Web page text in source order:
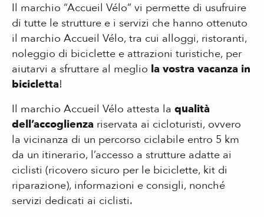
Il marchio “Accueil Vélo” vi permette di usufruire
di tutte le strutture e i servizi che hanno ottenuto
il marchio Accueil Vélo, tra cui alloggi, ristoranti,
noleggio di biciclette e attrazioni turistiche, per
aiutarvi a sfruttare al meglio la vostra vacanza in
bicicletta!
Il marchio Accueil Vélo attesta la qualità
dell’accoglienza riservata ai cicloturisti, ovvero
la vicinanza di un percorso ciclabile entro 5 km
da un itinerario, l’accesso a strutture adatte ai
ciclisti (ricovero sicuro per le biciclette, kit di
riparazione), informazioni e consigli, nonché
servizi dedicati ai ciclisti.